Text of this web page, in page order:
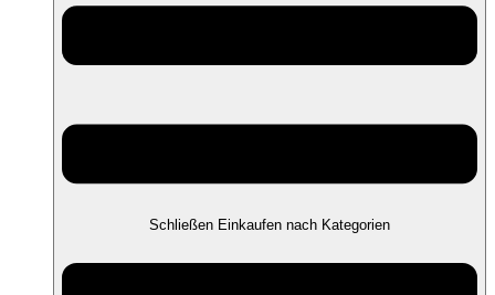
Schließen Einkaufen nach Kategorien